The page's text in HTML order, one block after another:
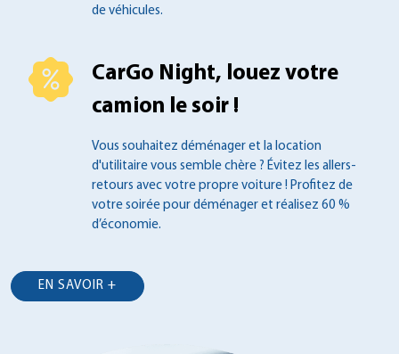
de véhicules.
CarGo Night, louez votre
camion le soir !
Vous souhaitez déménager et la location
d'utilitaire vous semble chère ? Évitez les allers-
retours avec votre propre voiture ! Profitez de
votre soirée pour déménager et réalisez 60 %
d’économie.
EN SAVOIR +